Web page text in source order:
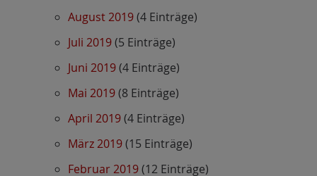
August 2019(4 Einträge)
Juli 2019(5 Einträge)
Juni 2019(4 Einträge)
Mai 2019(8 Einträge)
April 2019(4 Einträge)
März 2019(15 Einträge)
Februar 2019(12 Einträge)